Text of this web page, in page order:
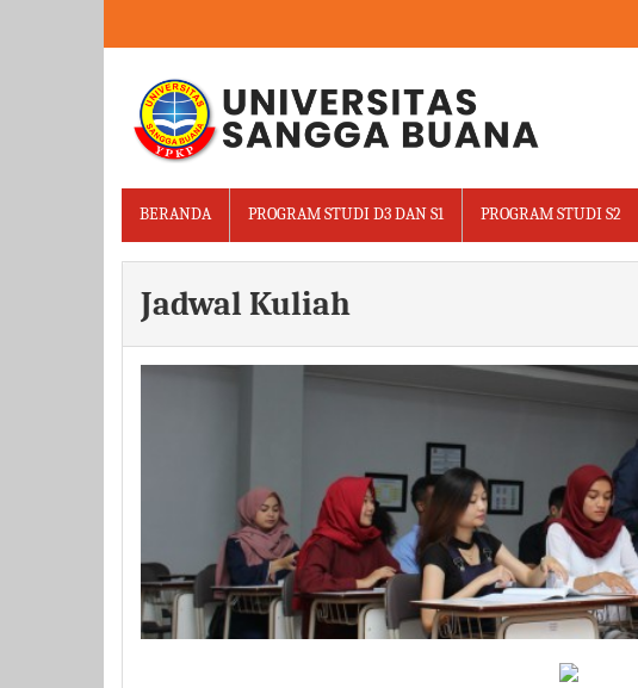
BERANDA PROGRAM STUDI D3 DAN S1 PROGRAM STUDI S2
Jadwal Kuliah